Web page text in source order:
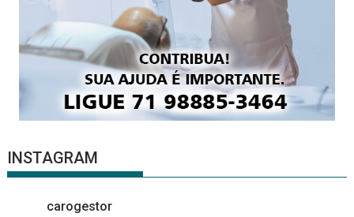
INSTAGRAM
carogestor